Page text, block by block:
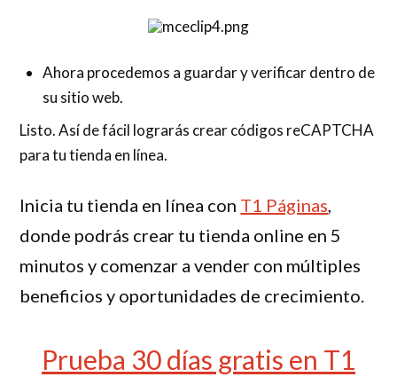
Ahora procedemos a guardar y verificar dentro de
su sitio web.
Listo. Así de fácil lograrás crear códigos reCAPTCHA
para tu tienda en línea.
Inicia tu tienda en línea con T1 Páginas,
donde podrás crear tu tienda online en 5
minutos y comenzar a vender con múltiples
beneficios y oportunidades de crecimiento.
Prueba 30 días gratis en T1